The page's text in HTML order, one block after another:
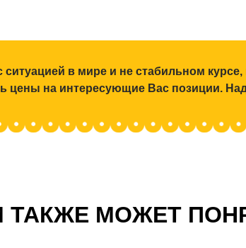
в мире и не стабильном
цены на интересующие Вас позиции.
ТАКЖЕ МОЖЕТ